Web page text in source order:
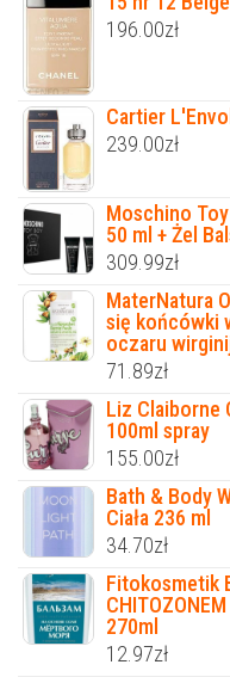
196.00zł
Cartier
239.00zł
Moschino
50 ml + Żel
309.99zł
MaterNatura
się końcówki
oczaru
71.89zł
Liz Claiborne
100ml spray
155.00zł
Bath & Body
Ciała 236 ml
34.70zł
Fitokosmetik
270ml
12.97zł